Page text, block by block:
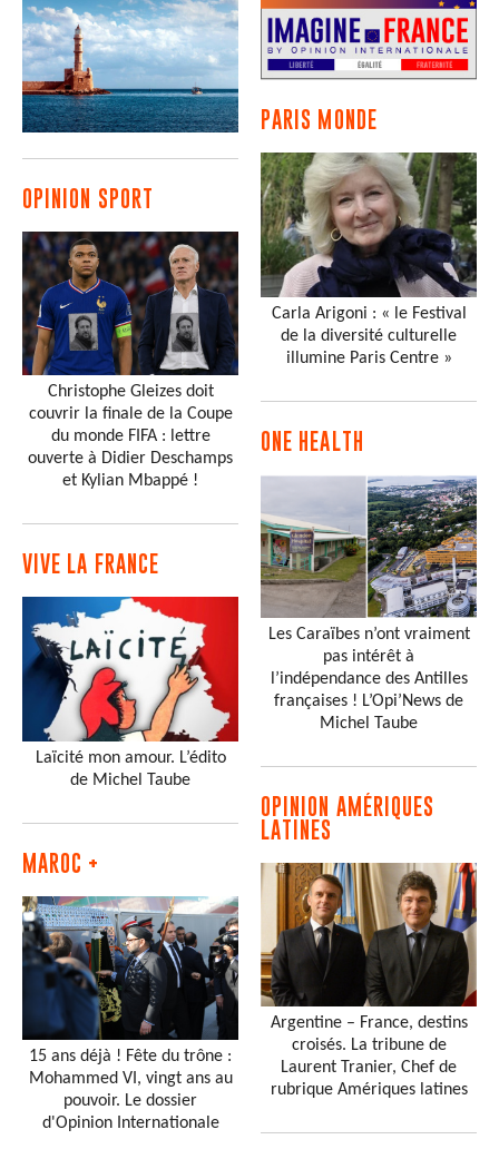
OPINION SPORT
Christophe Gleizes doit
couvrir la finale de la Coupe
du monde FIFA : lettre
ouverte à Didier Deschamps
et Kylian Mbappé !
VIVE LA FRANCE
Laïcité mon amour. L’édito
de Michel Taube
MAROC +
15 ans déjà ! Fête du trône :
Mohammed VI, vingt ans au
pouvoir. Le dossier
d'Opinion Internationale
PARIS MONDE
Carla Arigoni : « le Festival
de la diversité culturelle
illumine Paris Centre »
ONE HEALTH
Les Caraïbes n’ont vraiment
pas intérêt à
l’indépendance des Antilles
françaises ! L’Opi’News de
Michel Taube
OPINION AMÉRIQUES
LATINES
Argentine – France, destins
croisés. La tribune de
Laurent Tranier, Chef de
rubrique Amériques latines